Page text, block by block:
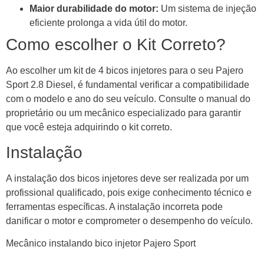
Maior durabilidade do motor: Um sistema de injeção
eficiente prolonga a vida útil do motor.
Como escolher o Kit Correto?
Ao escolher um kit de 4 bicos injetores para o seu Pajero
Sport 2.8 Diesel, é fundamental verificar a compatibilidade
com o modelo e ano do seu veículo. Consulte o manual do
proprietário ou um mecânico especializado para garantir
que você esteja adquirindo o kit correto.
Instalação
A instalação dos bicos injetores deve ser realizada por um
profissional qualificado, pois exige conhecimento técnico e
ferramentas específicas. A instalação incorreta pode
danificar o motor e comprometer o desempenho do veículo.
Mecânico instalando bico injetor Pajero Sport